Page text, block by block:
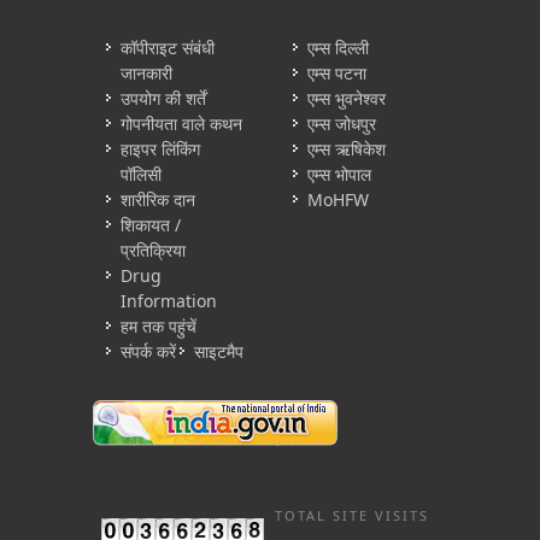
कॉपीराइट संबंधी
जानकारी
उपयोग की शर्तें
गोपनीयता वाले कथन
हाइपर लिंकिंग
पॉलिसी
शारीरिक दान
शिकायत /
प्रतिक्रिया
Drug
Information
हम तक पहुंचें
संपर्क करें
साइटमैप
एम्स दिल्ली
एम्स पटना
एम्स भुवनेश्वर
एम्स जोधपुर
एम्स ऋषिकेश
एम्स भोपाल
MoHFW
TOTAL SITE VISITS